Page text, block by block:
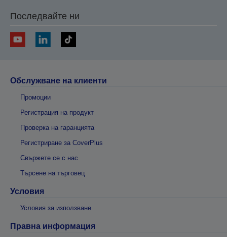
Последвайте ни
Обслужване на клиенти
Промоции
Регистрация на продукт
Проверка на гаранцията
Регистриране за CoverPlus
Свържете се с нас
Търсене на търговец
Условия
Условия за използване
Правна информация